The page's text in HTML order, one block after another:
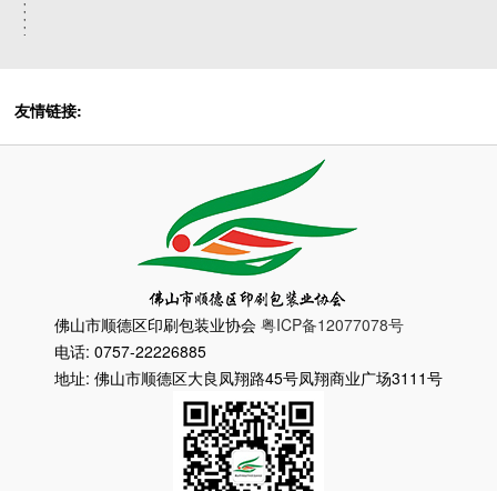
友情链接:
佛山市顺德区印刷包装业协会 粤ICP备12077078号
电话: 0757-22226885
地址: 佛山市顺德区大良凤翔路45号凤翔商业广场3111号